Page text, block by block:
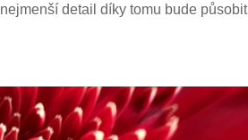
detail díky tomu bude působit